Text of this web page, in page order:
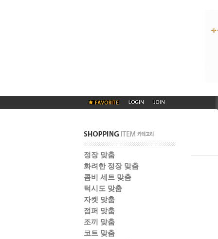
정장 맞춤
화려한 정장 맞춤
콤비 세트 맞춤
턱시도 맞춤
자켓 맞춤
점퍼 맞춤
조끼 맞춤
코트 맞춤